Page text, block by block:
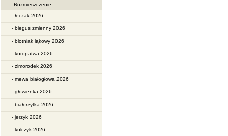
Rozmieszczenie
- łęczak 2026
- biegus zmienny 2026
- błotniak łąkowy 2026
- kuropatwa 2026
- zimorodek 2026
- mewa białogłowa 2026
- głowienka 2026
- białorzytka 2026
- jerzyk 2026
- kulczyk 2026